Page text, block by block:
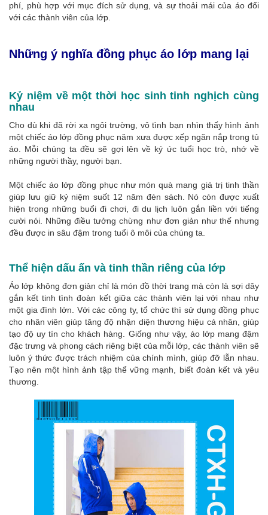
phí, phù hợp với mục đích sử dụng, và sự thoải mái của áo đối
với các thành viên của lớp.
Những ý nghĩa đồng phục áo lớp mang lại
Kỷ niệm về một thời học sinh tinh nghịch cùng
nhau
Cho dù khi đã rời xa ngôi trường, vô tình bạn nhìn thấy hình ảnh
một chiếc áo lớp đồng phục năm xưa được xếp ngăn nắp trong tủ
áo. Mỗi chúng ta đều sẽ gợi lên về ký ức tuổi học trò, nhớ về
những người thầy, người bạn.
Một chiếc áo lớp đồng phục như món quà mang giá trị tinh thần
giúp lưu giữ kỷ niệm suốt 12 năm đèn sách. Nó còn được xuất
hiện trong những buổi đi chơi, đi du lịch luôn gắn liền với tiếng
cười nói. Những điều tưởng chừng như đơn giản như thế nhưng
đều được in sâu đậm trong tuổi ô môi của chúng ta.
Thể hiện dấu ấn và tinh thần riêng của lớp
Áo lớp không đơn giản chỉ là món đồ thời trang mà còn là sợi dây
gắn kết tinh tình đoàn kết giữa các thành viên lại với nhau như
một gia đình lớn. Với các công ty, tổ chức thì sử dụng đồng phục
cho nhân viên giúp tăng độ nhận diện thương hiệu cá nhân, giúp
tạo độ uy tín cho khách hàng. Giống như vậy, áo lớp mang đậm
đặc trưng và phong cách riêng biệt của mỗi lớp, các thành viên sẽ
luôn ý thức được trách nhiệm của chính mình, giúp đỡ lẫn nhau.
Tạo nên một hình ảnh tập thể vững mạnh, biết đoàn kết và yêu
thương.